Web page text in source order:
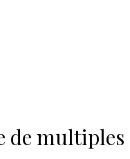
de multiples